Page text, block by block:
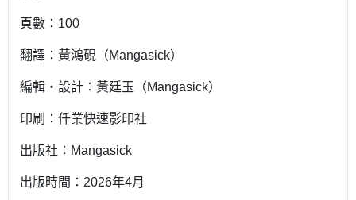
頁數：100
翻譯：黃鴻硯（Mangasick）
編輯・設計：黃廷玉（Mangasick）
印刷：仟業快速影印社
出版社：Mangasick
出版時間：2026年4月